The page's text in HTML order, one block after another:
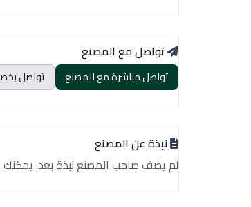
تواصل مع المصنع
تواصل مباشرة مع المصنع تواصل
نبذة عن المصنع
لم يضف صاحب المصنع نبذة بعد. يمكنك